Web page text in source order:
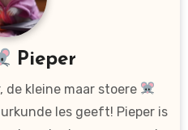
Pieper
de kleine maar stoere
les geeft! Pieper is